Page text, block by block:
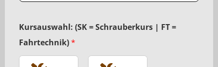
Kursauswahl: (SK = Schrauberkurs | FT =
Fahrtechnik)*